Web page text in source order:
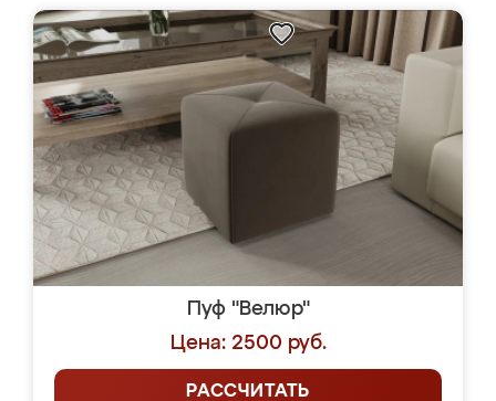
Пуф "Велюр"
Цена: 2500 руб.
РАССЧИТАТЬ